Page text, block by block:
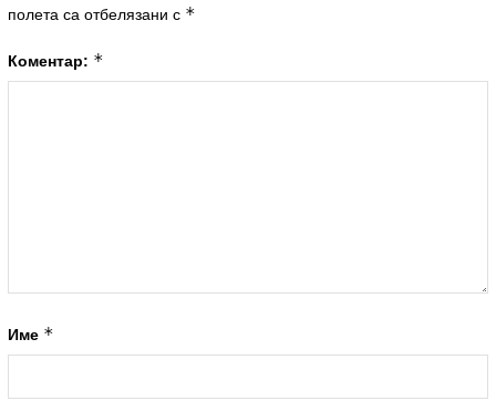
полета са отбелязани с *
Коментар: *
Име *